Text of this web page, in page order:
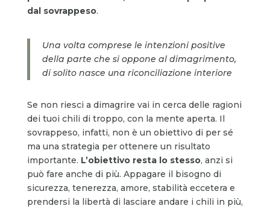
dal sovrappeso.
Una volta comprese le intenzioni positive
della parte che si oppone al dimagrimento,
di solito nasce una riconciliazione interiore
Se non riesci a dimagrire vai in cerca delle ragioni
dei tuoi chili di troppo, con la mente aperta. Il
sovrappeso, infatti, non è un obiettivo di per sé
ma una strategia per ottenere un risultato
importante. L’obiettivo resta lo stesso, anzi si
può fare anche di più. Appagare il bisogno di
sicurezza, tenerezza, amore, stabilità eccetera e
prendersi la libertà di lasciare andare i chili in più,